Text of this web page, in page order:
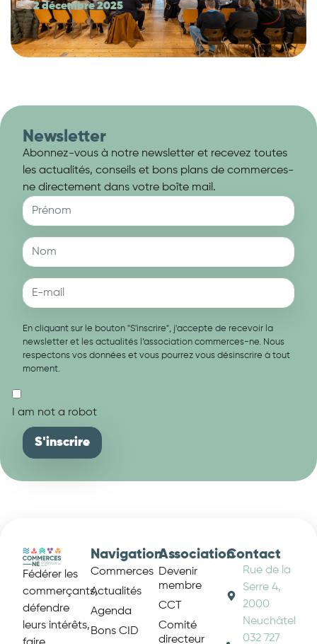
2 décembre 2025
Newsletter
Abonnez-vous à notre newsletter et recevez toutes
les actualités, conseils et bons plans de commerces-
ne directement dans votre boîte mail.
En cliquant sur le bouton "S'inscrire", j'accepte de recevoir la
newsletter et les actualités l’association commerces-ne. Nous
respectons vos données et vous pourrez vous désinscrire à tout
moment.
I am not a robot
Fédérer les
commerçants,
défendre
leurs intérêts,
Navigation
Commerces
Actualités
Agenda
Bons CID
Association
Devenir
membre
CCT
Comité
directeur
Contact
Rue de la
Serre 4,
2000
Neuchâtel
032 727